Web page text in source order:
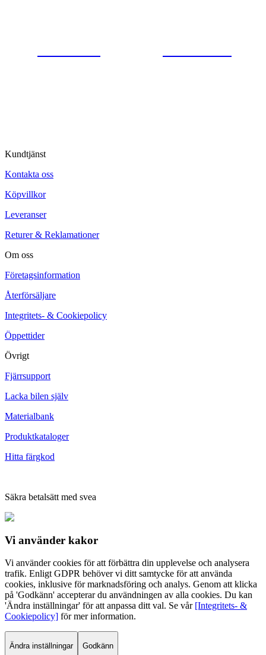
Kundtjänst
Kontakta oss
Köpvillkor
Leveranser
Returer & Reklamationer
Om oss
Företagsinformation
Återförsäljare
Integritets- & Cookiepolicy
Öppettider
Övrigt
Fjärrsupport
Lacka bilen själv
Materialbank
Produktkataloger
Hitta färgkod
Säkra betalsätt med svea
Vi använder kakor
Vi använder cookies för att förbättra din upplevelse och analysera
trafik. Enligt GDPR behöver vi ditt samtycke för att använda
cookies, inklusive för marknadsföring och analys. Genom att klicka
på 'Godkänn' accepterar du användningen av alla cookies. Du kan
'Ändra inställningar' för att anpassa ditt val. Se vår [Integritets- &
Cookiepolicy] för mer information.
Ändra inställningar Godkänn